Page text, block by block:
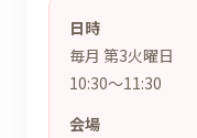
日時
毎月 第3火曜日
10:30〜11:30
会場